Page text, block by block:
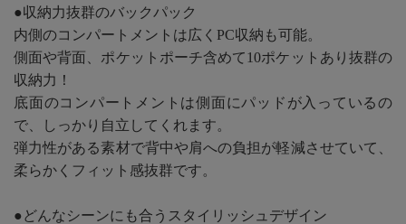
●収納力抜群のバックパック
内側のコンパートメントは広くPC収納も可能。
側面や背面、ポケットポーチ含めて10ポケットあり抜群の
収納力！
底面のコンパートメントは側面にパッドが入っているの
で、しっかり自立してくれます。
弾力性がある素材で背中や肩への負担が軽減させていて、
柔らかくフィット感抜群です。
●どんなシーンにも合うスタイリッシュデザイン